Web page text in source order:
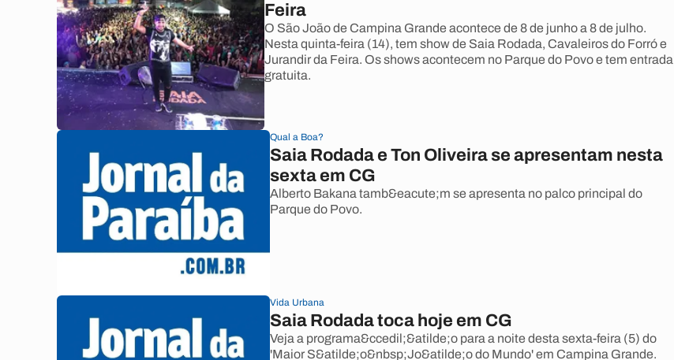
Feira
O São João de Campina Grande acontece de 8 de junho a 8 de julho.
Nesta quinta-feira (14), tem show de Saia Rodada, Cavaleiros do Forró e
Jurandir da Feira. Os shows acontecem no Parque do Povo e tem entrada
gratuita.
Qual a Boa?
Saia Rodada e Ton Oliveira se apresentam nesta
sexta em CG
Alberto Bakana tamb&eacute;m se apresenta no palco principal do
Parque do Povo.
Vida Urbana
Saia Rodada toca hoje em CG
Veja a programa&ccedil;&atilde;o para a noite desta sexta-feira (5) do
'Maior S&atilde;o&nbsp;Jo&atilde;o do Mundo' em Campina Grande.